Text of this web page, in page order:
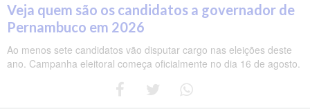
Veja quem são os candidatos a governador de
Pernambuco em 2026
Ao menos sete candidatos vão disputar cargo nas eleições deste
ano. Campanha eleitoral começa oficialmente no dia 16 de agosto.